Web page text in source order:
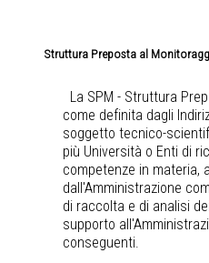
Struttura Preposta al
La SPM - Struttura
come definita dagli
soggetto tecnico-
più Università o Enti di
competenze in materia,
dall'Amministrazione
di raccolta e di analisi
supporto
conseguenti.